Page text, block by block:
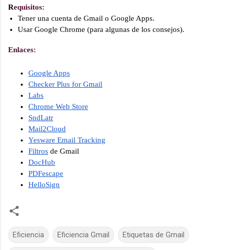
Requisitos:
Tener una cuenta de Gmail o Google Apps.
Usar Google Chrome (para algunas de los consejos).
Enlaces:
Google Apps
Checker Plus for Gmail
Labs
Chrome Web Store
SndLatr
Mail2Cloud
Yesware Email Tracking
Filtros de Gmail
DocHub
PDFescape
HelloSign
Eficiencia Eficiencia Gmail Etiquetas de Gmail